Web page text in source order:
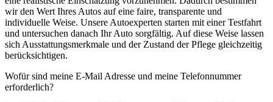
wir den Wert Ihres Autos auf eine faire, transparente und
individuelle Weise. Unsere Autoexperten starten mit einer Testfahrt
und untersuchen danach Ihr Auto sorgfältig. Auf diese Weise lassen
sich Ausstattungsmerkmale und der Zustand der Pflege gleichzeitig
berücksichtigen.
Wofür sind meine E-Mail Adresse und meine Telefonnummer
erforderlich?